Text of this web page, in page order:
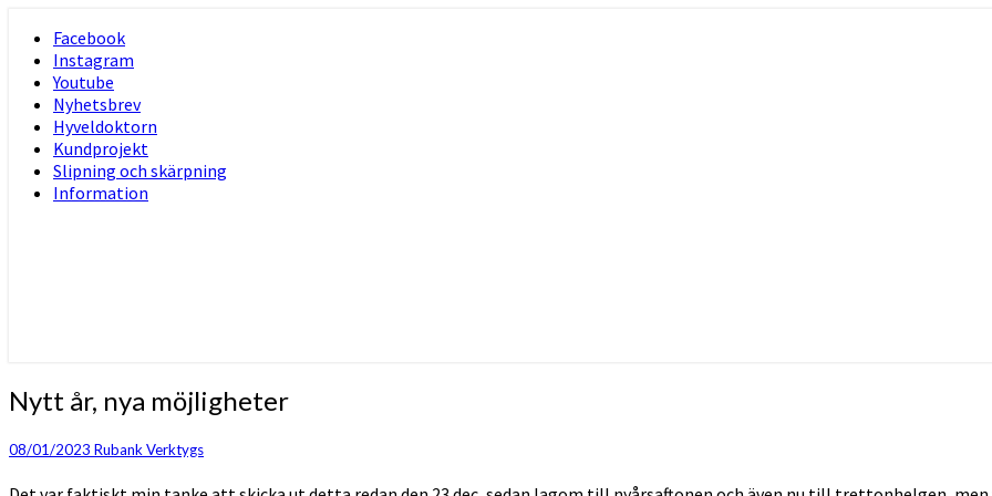
content
Facebook
Instagram
Youtube
Nyhetsbrev
Hyveldoktorn
Kundprojekt
Slipning och skärpning
Information
Nytt
år,
möjligheter
Nytt år, nya möjligheter
08/01/2023 Rubank Verktygs